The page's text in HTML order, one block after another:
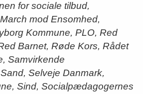
for sociale tilbud,
mod Ensomhed,
Kommune, PLO, Red
Barnet, Røde Kors, Rådet
Samvirkende
Selveje Danmark,
Sind, Socialpædagogernes